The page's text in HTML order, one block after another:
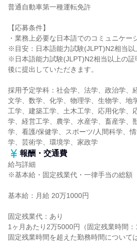
普通自動車第一種運転免許
【応募条件】
・業務上必要な日本語でのコミュニケー
※目安：日本語能力試験(JLPT)N2相当以
※日本語能力試験(JLPT)N2相当以上の証
後に提出していただきます。
採用予定学科：社会学、法学、政治学、
文学、数学、化学、物理学、生物学、地
工学、建築工学、土木工学、応用化学、
学、経営工学、農学、水産学、畜産学、
学、看護/保健学、スポーツ/人間科学、
学、芸術学、環境学、家政学
報酬・交通費
給与詳細
※基本給・固定残業代・一律手当の総額
基本給：月給 20万1000円
固定残業代：あり
1ヶ月あたり2万5000円（固定残業時間：
固定残業時間を超えた勤務時間について